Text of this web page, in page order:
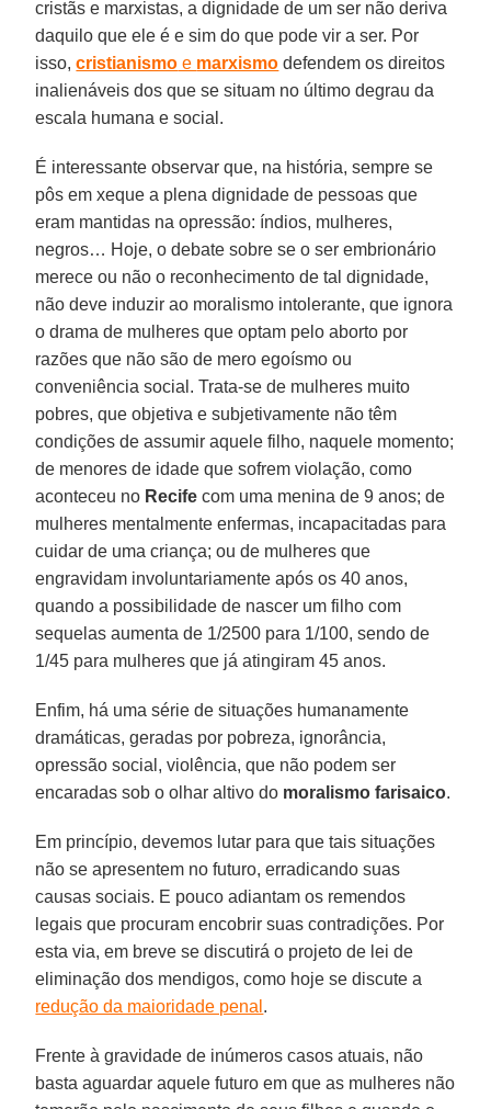
cristãs e marxistas, a dignidade de um ser não deriva
daquilo que ele é e sim do que pode vir a ser. Por
isso,cristianismo e marxismo defendem os direitos
inalienáveis dos que se situam no último degrau da
escala humana e social.
É interessante observar que, na história, sempre se
pôs em xeque a plena dignidade de pessoas que
eram mantidas na opressão: índios, mulheres,
negros… Hoje, o debate sobre se o ser embrionário
merece ou não o reconhecimento de tal dignidade,
não deve induzir ao moralismo intolerante, que ignora
o drama de mulheres que optam pelo aborto por
razões que não são de mero egoísmo ou
conveniência social. Trata-se de mulheres muito
pobres, que objetiva e subjetivamente não têm
condições de assumir aquele filho, naquele momento;
de menores de idade que sofrem violação, como
aconteceu no Recife com uma menina de 9 anos; de
mulheres mentalmente enfermas, incapacitadas para
cuidar de uma criança; ou de mulheres que
engravidam involuntariamente após os 40 anos,
quando a possibilidade de nascer um filho com
sequelas aumenta de 1/2500 para 1/100, sendo de
1/45 para mulheres que já atingiram 45 anos.
Enfim, há uma série de situações humanamente
dramáticas, geradas por pobreza, ignorância,
opressão social, violência, que não podem ser
encaradas sob o olhar altivo do moralismo farisaico.
Em princípio, devemos lutar para que tais situações
não se apresentem no futuro, erradicando suas
causas sociais. E pouco adiantam os remendos
legais que procuram encobrir suas contradições. Por
esta via, em breve se discutirá o projeto de lei de
eliminação dos mendigos, como hoje se discute a
redução da maioridade penal .
Frente à gravidade de inúmeros casos atuais, não
basta aguardar aquele futuro em que as mulheres não